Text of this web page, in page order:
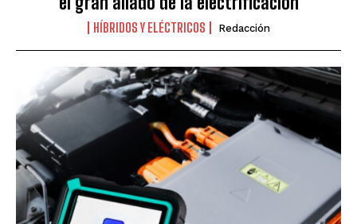
HÍBRIDOS Y ELÉCTRICOS Redacción